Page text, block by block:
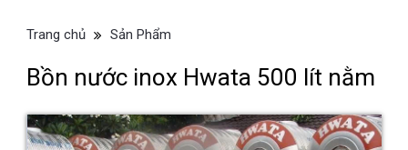
Trang chủ Sản Phẩm
Bồn nước inox Hwata 500 lít nằm